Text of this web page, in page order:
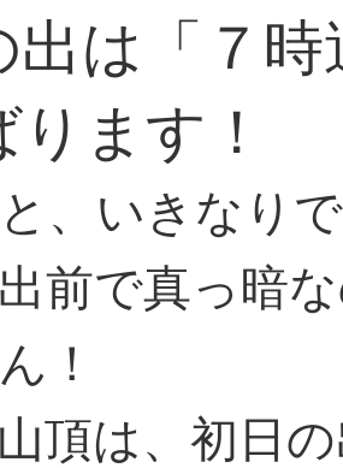
出は「７
ります！
、いきなり
前で真っ暗
！
頂は、初日